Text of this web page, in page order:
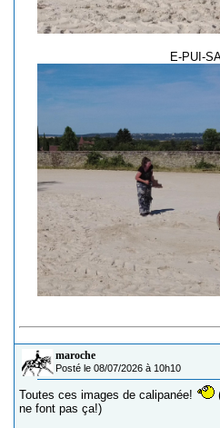
E-PUI-
maroche
Posté le 08/07/2026 à 10h10
Toutes ces images de calipanée!
ne font pas ça!)